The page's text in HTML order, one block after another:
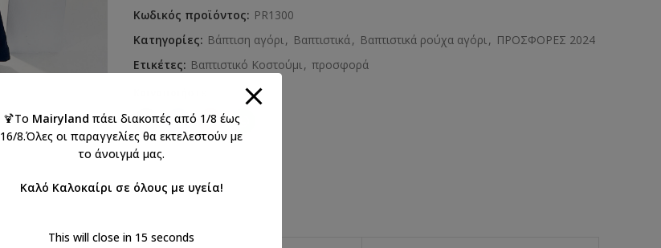
Κωδικός προϊόντος: PR1300
Κατηγορίες: Βάπτιση αγόρι, Βαπτιστικά, Βαπτιστικά ρούχα αγόρι, ΠΡΟΣΦΟΡΕΣ 2024
Ετικέτες: Βαπτιστικό Κοστούμι, προσφορά
🍹Το Mairyland πάει διακοπές από 1/8 έως
16/8.Όλες οι παραγγελίες θα εκτελεστούν με
το άνοιγμά μας.
Καλό Καλοκαίρι σε όλους με υγεία!
This will close in 14 seconds